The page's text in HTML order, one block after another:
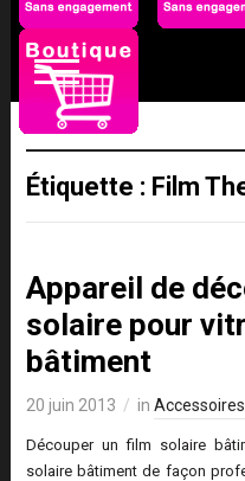
Étiquette : Film
Appareil de
solaire pour
bâtiment
20 juin 2013 in Accessoires
Découper un film solaire
solaire bâtiment de façon